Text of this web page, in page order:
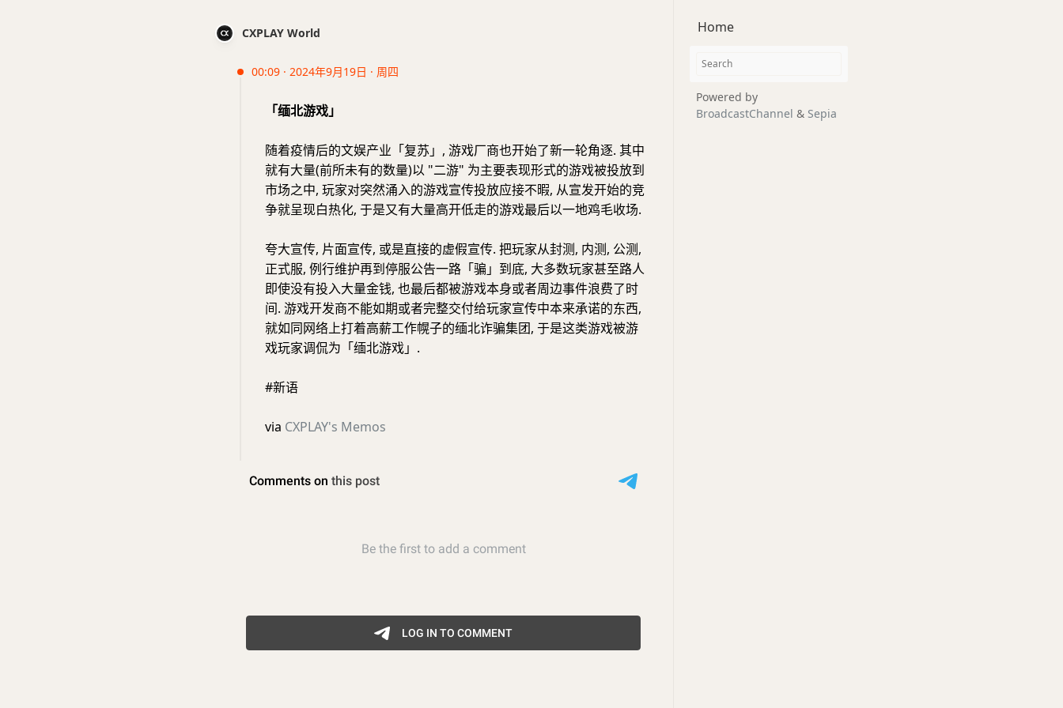
CXPLAY World
00:09 · 2024年9月19日 · 周四
「缅北游戏」
随着疫情后的文娱产业「复苏」, 游戏厂商也开始了新一轮角逐. 其中
就有大量(前所未有的数量)以 "二游" 为主要表现形式的游戏被投放到
市场之中, 玩家对突然涌入的游戏宣传投放应接不暇, 从宣发开始的竞
争就呈现白热化, 于是又有大量高开低走的游戏最后以一地鸡毛收场.
夸大宣传, 片面宣传, 或是直接的虚假宣传. 把玩家从封测, 内测, 公测,
正式服, 例行维护再到停服公告一路「骗」到底, 大多数玩家甚至路人
即使没有投入大量金钱, 也最后都被游戏本身或者周边事件浪费了时
间. 游戏开发商不能如期或者完整交付给玩家宣传中本来承诺的东西,
就如同网络上打着高薪工作幌子的缅北诈骗集团, 于是这类游戏被游
戏玩家调侃为「缅北游戏」.
#新语
via CXPLAY's Memos
Home
Powered by
BroadcastChannel & Sepia